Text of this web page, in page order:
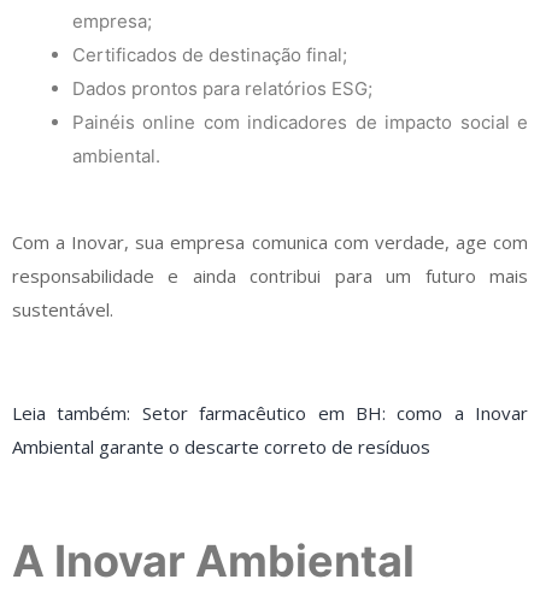
empresa;
Certificados de destinação final;
Dados prontos para relatórios ESG;
Painéis online com indicadores de impacto social e
ambiental.
Com a Inovar, sua empresa comunica com verdade, age com
responsabilidade e ainda contribui para um futuro mais
sustentável.
Leia também: Setor farmacêutico em BH: como a Inovar
Ambiental garante o descarte correto de resíduos
A Inovar Ambiental